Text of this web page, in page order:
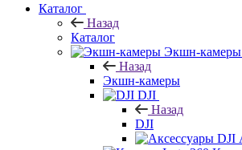
Каталог
Назад
Каталог
Экшн-камеры
Назад
Экшн-камеры
DJI
Назад
DJI